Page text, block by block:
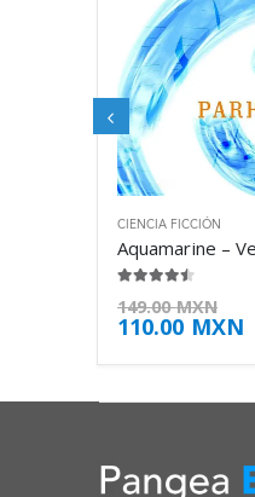
CIENCIA FICCIÓN
149.00MXN
110.00 MXN